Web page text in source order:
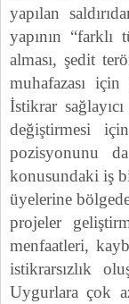
yapılan
yapının
alması, şedit
muhafazası
İstikrar
değiştirmesi
pozisyonunu
konusundaki iş
üyelerine
projeler
menfaatleri,
istikrarsızlık
Uygurlara çok